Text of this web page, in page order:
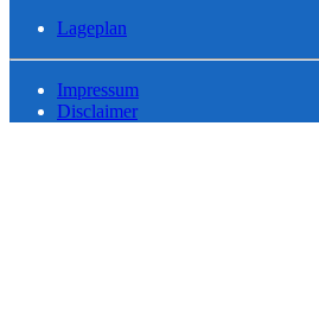
Lageplan
Impressum
Disclaimer